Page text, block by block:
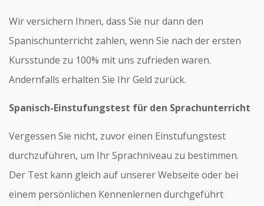
Wir versichern Ihnen, dass Sie nur dann den
Spanischunterricht zahlen, wenn Sie nach der ersten
Kursstunde zu 100% mit uns zufrieden waren.
Andernfalls erhalten Sie Ihr Geld zurück.
Spanisch-Einstufungstest für den Sprachunterricht
Vergessen Sie nicht, zuvor einen Einstufungstest
durchzuführen, um Ihr Sprachniveau zu bestimmen.
Der Test kann gleich auf unserer Webseite oder bei
einem persönlichen Kennenlernen durchgeführt